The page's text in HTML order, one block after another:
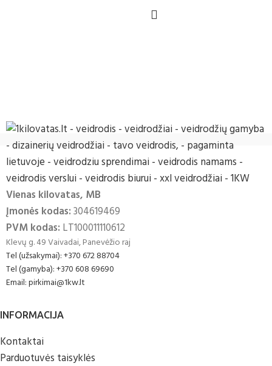
Vienas kilovatas, MB
Įmonės kodas:304619469
PVM kodas: LT100011110612
Klevų g. 49 Vaivadai, Panevėžio raj
Tel (užsakymai): +370 672 88704
Tel (gamyba): +370 608 69690
Email: pirkimai@1kw.lt
INFORMACIJA
Kontaktai
Parduotuvės taisyklės